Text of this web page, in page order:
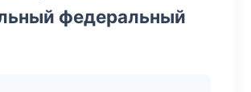
федеральный